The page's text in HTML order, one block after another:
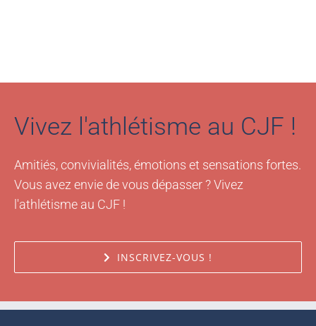
Vivez l'athlétisme au CJF !
Amitiés, convivialités, émotions et sensations fortes.
Vous avez envie de vous dépasser ? Vivez
l'athlétisme au CJF !
INSCRIVEZ-VOUS !